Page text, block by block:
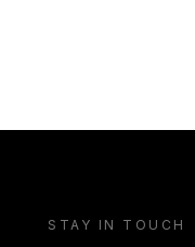
STAY IN TOUCH